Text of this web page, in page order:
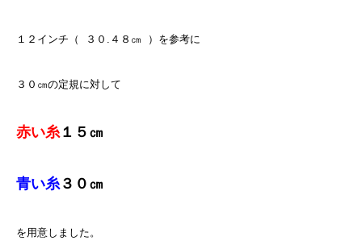
１２インチ（ ３０.４８㎝ ）を参考に
３０㎝の定規に対して
赤い糸１５㎝
青い糸３０㎝
を用意しました。